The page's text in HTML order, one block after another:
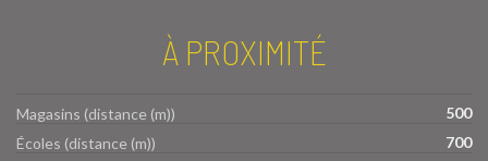
À PROXIMITÉ
Magasins (distance (m))
500
Écoles (distance (m))
700